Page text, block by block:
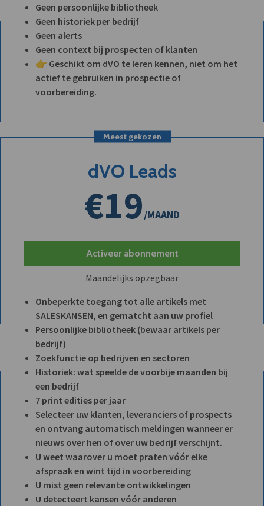
Geen persoonlijke bibliotheek
Geen historiek per bedrijf
Geen alerts
Geen context bij prospecten of klanten
👉 Geschikt om dVO te leren kennen, niet om het
actief te gebruiken in prospectie of
voorbereiding.
Meest gekozen
dVO Leads
€19/MAAND
Activeer abonnement
Maandelijks opzegbaar
Onbeperkte toegang tot alle artikels met
SALESKANSEN, en gematcht aan uw profiel
Persoonlijke bibliotheek (bewaar artikels per
bedrijf)
Zoekfunctie op bedrijven en sectoren
Historiek: wat speelde de voorbije maanden bij
een bedrijf
7 print edities per jaar
Selecteer uw klanten, leveranciers of prospects
en ontvang automatisch meldingen wanneer er
nieuws over hen of over uw bedrijf verschijnt.
U weet waarover u moet praten vóór elke
afspraak en wint tijd in voorbereiding
U mist geen relevante ontwikkelingen
U detecteert kansen vóór anderen